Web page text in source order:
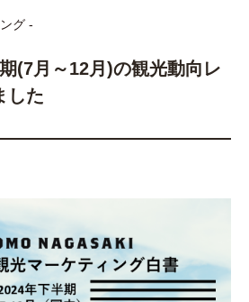
グ -
(7月～12月)の観光動向レ
した